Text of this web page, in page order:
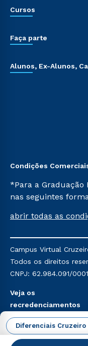
Diferenciais Cruzeiro
Cursos
Faça parte
Alunos, Ex-Alunos,
Condições
*Para a Graduação
nas seguintes
Já para as demais,
mencionadas são
Religioso,
do Ensino de
abrir todas as
Campus Virtual
Todos os direitos
CNPJ: 62.984.091/
Veja os
recredenciamentos
aqui